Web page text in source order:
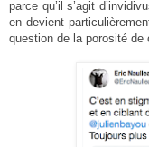
parce qu’il s’agit
en devient
question de la porosité de